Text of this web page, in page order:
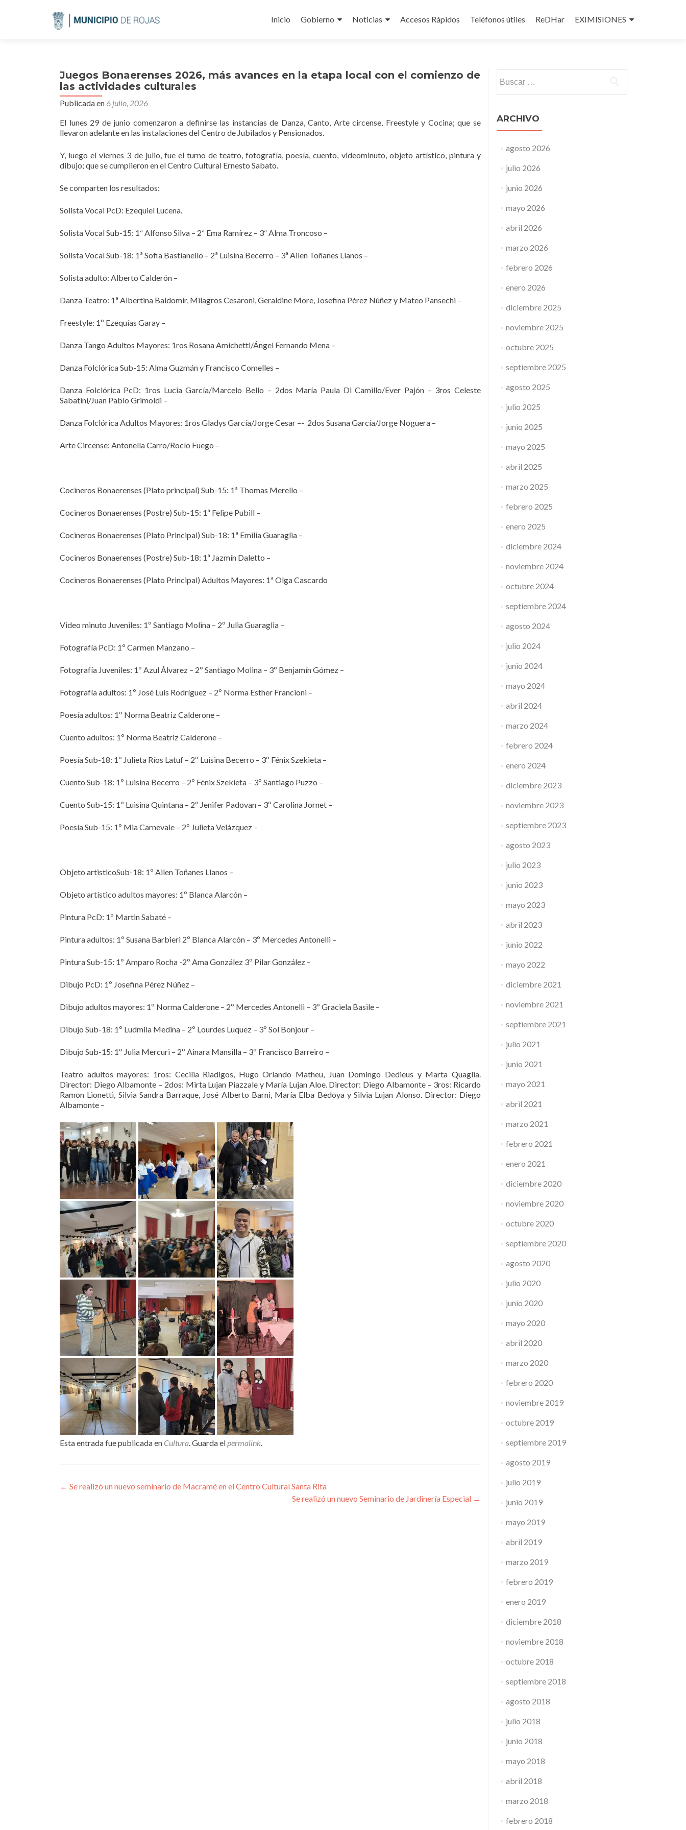
al
Inicio Gobierno Noticias Accesos Rápidos Teléfonos útiles ReDHar EXIMISIONES
Juegos Bonaerenses 2026, más avances en la etapa local con el comienzo de
las actividades culturales
Publicada en 6 julio, 2026
El lunes 29 de junio comenzaron a definirse las instancias de Danza, Canto, Arte circense, Freestyle y Cocina; que se
llevaron adelante en las instalaciones del Centro de Jubilados y Pensionados.
Y, luego el viernes 3 de julio, fue el turno de teatro, fotografía, poesía, cuento, videominuto, objeto artístico, pintura y
dibujo; que se cumplieron en el Centro Cultural Ernesto Sabato.
Se comparten los resultados:
Solista Vocal PcD: Ezequiel Lucena.
Solista Vocal Sub-15: 1ª Alfonso Silva – 2ª Ema Ramírez – 3ª Alma Troncoso –
Solista Vocal Sub-18: 1ª Sofia Bastianello – 2ª Luisina Becerro – 3ª Ailen Toñanes Llanos –
Solista adulto: Alberto Calderón –
Danza Teatro: 1ª Albertina Baldomir, Milagros Cesaroni, Geraldine More, Josefina Pérez Núñez y Mateo Pansechi –
Freestyle: 1º Ezequías Garay –
Danza Tango Adultos Mayores: 1ros Rosana Amichetti/Ángel Fernando Mena –
Danza Folclórica Sub-15: Alma Guzmán y Francisco Comelles –
Danza Folclórica PcD: 1ros Lucia García/Marcelo Bello – 2dos María Paula Di Camillo/Ever Pajón – 3ros Celeste
Sabatini/Juan Pablo Grimoldi –
Danza Folclórica Adultos Mayores: 1ros Gladys García/Jorge Cesar –- 2dos Susana García/Jorge Noguera –
Arte Circense: Antonella Carro/Rocío Fuego –
Cocineros Bonaerenses (Plato principal) Sub-15: 1ª Thomas Merello –
Cocineros Bonaerenses (Postre) Sub-15: 1ª Felipe Pubill –
Cocineros Bonaerenses (Plato Principal) Sub-18: 1ª Emilia Guaraglia –
Cocineros Bonaerenses (Postre) Sub-18: 1ª Jazmín Daletto –
Cocineros Bonaerenses (Plato Principal) Adultos Mayores: 1ª Olga Cascardo
Video minuto Juveniles: 1º Santiago Molina – 2º Julia Guaraglia –
Fotografía PcD: 1º Carmen Manzano –
Fotografía Juveniles: 1º Azul Álvarez – 2º Santiago Molina – 3º Benjamín Gómez –
Fotografía adultos: 1º José Luis Rodríguez – 2º Norma Esther Francioni –
Poesía adultos: 1º Norma Beatriz Calderone –
Cuento adultos: 1º Norma Beatriz Calderone –
Poesía Sub-18: 1º Julieta Ríos Latuf – 2º Luisina Becerro – 3º Fénix Szekieta –
Cuento Sub-18: 1º Luisina Becerro – 2º Fénix Szekieta – 3º Santiago Puzzo –
Cuento Sub-15: 1º Luisina Quintana – 2º Jenifer Padovan – 3º Carolina Jornet –
Poesía Sub-15: 1º Mia Carnevale – 2º Julieta Velázquez –
Objeto artisticoSub-18: 1º Ailen Toñanes Llanos –
Objeto artístico adultos mayores: 1º Blanca Alarcón –
Pintura PcD: 1º Martin Sabaté –
Pintura adultos: 1º Susana Barbieri 2º Blanca Alarcón – 3º Mercedes Antonelli –
Pintura Sub-15: 1º Amparo Rocha -2º Ama González 3º Pilar González –
Dibujo PcD: 1º Josefina Pérez Núñez –
Dibujo adultos mayores: 1º Norma Calderone – 2º Mercedes Antonelli – 3º Graciela Basile –
Dibujo Sub-18: 1º Ludmila Medina – 2º Lourdes Luquez – 3º Sol Bonjour –
Dibujo Sub-15: 1º Julia Mercuri – 2º Ainara Mansilla – 3º Francisco Barreiro –
Teatro adultos mayores: 1ros: Cecilia Riadigos, Hugo Orlando Matheu, Juan Domingo Dedieus y Marta Quaglia.
Director: Diego Albamonte – 2dos: Mirta Lujan Piazzale y María Lujan Aloe. Director: Diego Albamonte – 3ros: Ricardo
Ramon Lionetti, Silvia Sandra Barraque, José Alberto Barni, María Elba Bedoya y Silvia Lujan Alonso. Director: Diego
Albamonte –
Esta entrada fue publicada en Cultura. Guarda elpermalink.
Navegación
← Se realizó un nuevo seminario de Macramé en el Centro Cultural Santa Rita
Se realizó un nuevo Seminario de Jardinería Especial →
ARCHIVO
agosto 2026
julio 2026
junio 2026
mayo 2026
abril 2026
marzo 2026
febrero 2026
enero 2026
diciembre 2025
noviembre 2025
octubre 2025
septiembre 2025
agosto 2025
julio 2025
junio 2025
mayo 2025
abril 2025
marzo 2025
febrero 2025
enero 2025
diciembre 2024
noviembre 2024
octubre 2024
septiembre 2024
agosto 2024
julio 2024
junio 2024
mayo 2024
abril 2024
marzo 2024
febrero 2024
enero 2024
diciembre 2023
noviembre 2023
septiembre 2023
agosto 2023
julio 2023
junio 2023
mayo 2023
abril 2023
junio 2022
mayo 2022
diciembre 2021
noviembre 2021
septiembre 2021
julio 2021
junio 2021
mayo 2021
abril 2021
marzo 2021
febrero 2021
enero 2021
diciembre 2020
noviembre 2020
octubre 2020
septiembre 2020
agosto 2020
julio 2020
junio 2020
mayo 2020
abril 2020
marzo 2020
febrero 2020
noviembre 2019
octubre 2019
septiembre 2019
agosto 2019
julio 2019
junio 2019
mayo 2019
abril 2019
marzo 2019
febrero 2019
enero 2019
diciembre 2018
noviembre 2018
octubre 2018
septiembre 2018
agosto 2018
julio 2018
junio 2018
mayo 2018
abril 2018
marzo 2018
febrero 2018